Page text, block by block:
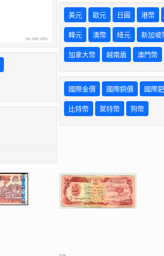
tw.rter.info
美元 歐元 日圓 港幣
韓元 澳幣 紐元 新加坡
加拿大幣 越南盾 澳門幣
國際金價 國際銅價 國際
比特幣 萊特幣 狗幣